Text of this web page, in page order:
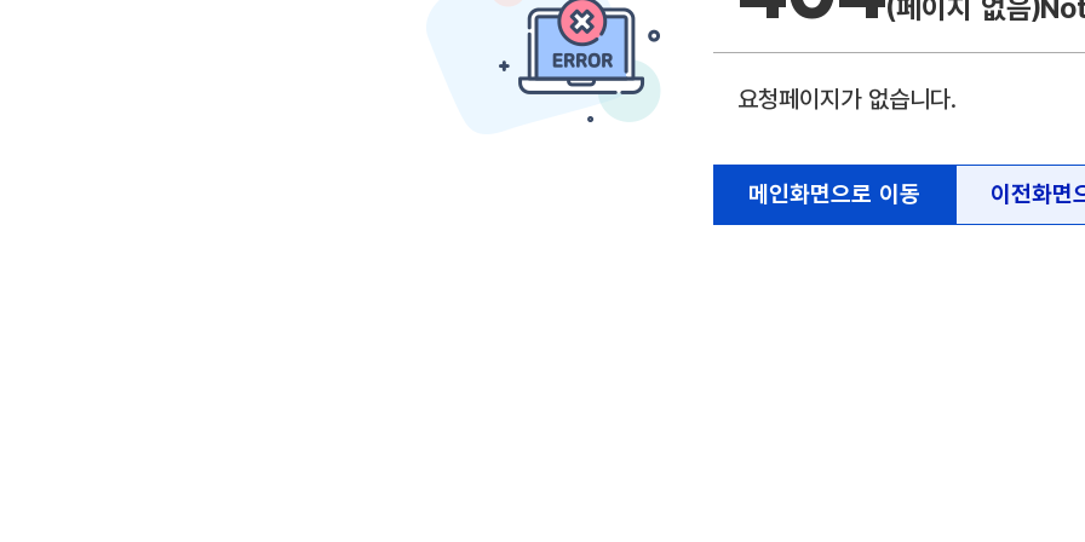
(페이지 없음)
요청페이지가 없습니다.
메인화면으로 이동 이전화면